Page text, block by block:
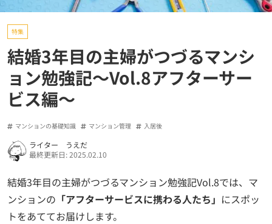
特集
結婚3年目の主婦がつづるマンシ
ョン勉強記～Vol.8アフターサー
ビス編～
マンションの基礎知識 マンション管理 入居後
ライター うえだ
最終更新日: 2025.02.10
結婚3年目の主婦がつづるマンション勉強記Vol.8では、マ
ンションの 「アフターサービスに携わる人たち」 にスポッ
トをあててお届けします。